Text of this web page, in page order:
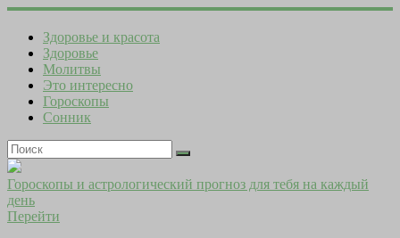
Здоровье и красота
Здоровье
Молитвы
Это интересно
Гороскопы
Сонник
Гороскопы и астрологический прогноз для тебя на каждый
день
Перейти